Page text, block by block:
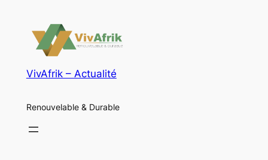
VivAfrik – Actualité
Renouvelable & Durable